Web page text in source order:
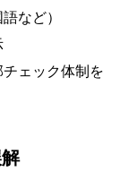
など）
ェック体制を